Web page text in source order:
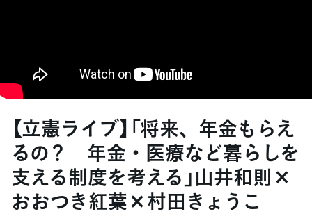
【立憲ライブ】「将来、年金もらえ
るの？ 年金・医療など暮らしを
支える制度を考える」山井和則×
おおつき紅葉×村田きょうこ